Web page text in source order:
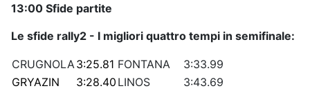
13:00 Sfide partite
Le sfide rally2 - I migliori quattro tempi in semifinale:
CRUGNOLA3:25.81 FONTANA
3:33.99
GRYAZIN
3:28.40 LINOS
3:43.69